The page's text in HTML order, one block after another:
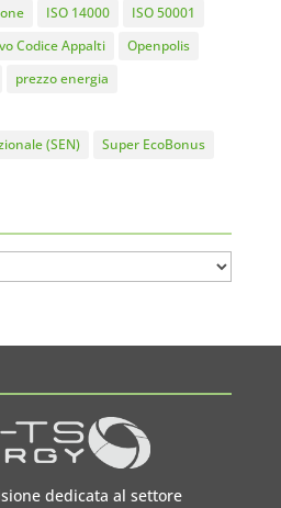
ISO 14000
ISO 50001
Codice Appalti
Openpolis
prezzo energia
(SEN)
Super EcoBonus
dedicata al settore